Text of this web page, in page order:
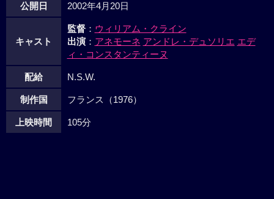
公開日 2002年4月20日
キャスト
監督： ウィリアム・クライン
出演： アネモーネ アンドレ・デュソリエ エデ
ィ・コンスタンティーヌ
配給 N.S.W.
制作国 フランス（1976）
上映時間 105分